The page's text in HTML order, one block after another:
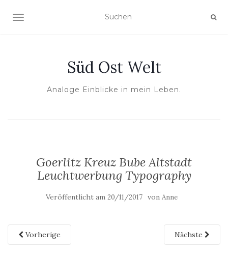
NAVIGATION UMSCHALTEN
Süd Ost Welt
Analoge Einblicke in mein Leben.
Goerlitz Kreuz Bube Altstadt
Leuchtwerbung Typography
Veröffentlicht am 20/11/2017 von Anne
Vorherige Nächste